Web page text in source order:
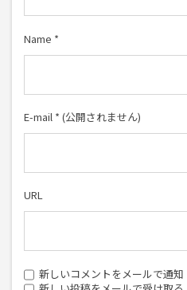
Name *
E-mail * (公開されません)
URL
新しいコメントをメールで通知